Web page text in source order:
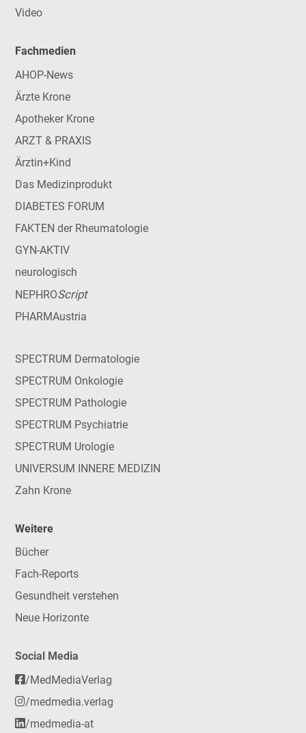
Video
Fachmedien
AHOP-News
Ärzte Krone
Apotheker Krone
ARZT & PRAXIS
Ärztin+Kind
Das Medizinprodukt
DIABETES FORUM
FAKTEN der Rheumatologie
GYN-AKTIV
neurologisch
NEPHROScript
PHARMAustria
SPECTRUM Dermatologie
SPECTRUM Onkologie
SPECTRUM Pathologie
SPECTRUM Psychiatrie
SPECTRUM Urologie
UNIVERSUM INNERE MEDIZIN
Zahn Krone
Weitere
Bücher
Fach-Reports
Gesundheit verstehen
Neue Horizonte
Social Media
/MedMediaVerlag
/medmedia.verlag
/medmedia-at